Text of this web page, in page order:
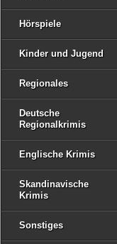
Hörspiele
Kinder und Jugend
Regionales
Deutsche
Regionalkrimis
Englische Krimis
Skandinavische
Krimis
Sonstiges